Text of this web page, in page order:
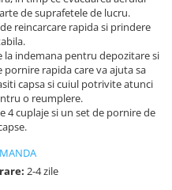
de suprafetele de lucru.
reincarcare rapida si prindere
indemana pentru depozitare si
rapida care va ajuta sa
capsa si cuiul potrivite atunci
o reumplere.
4 cuplaje si un set de pornire de
2-4 zile